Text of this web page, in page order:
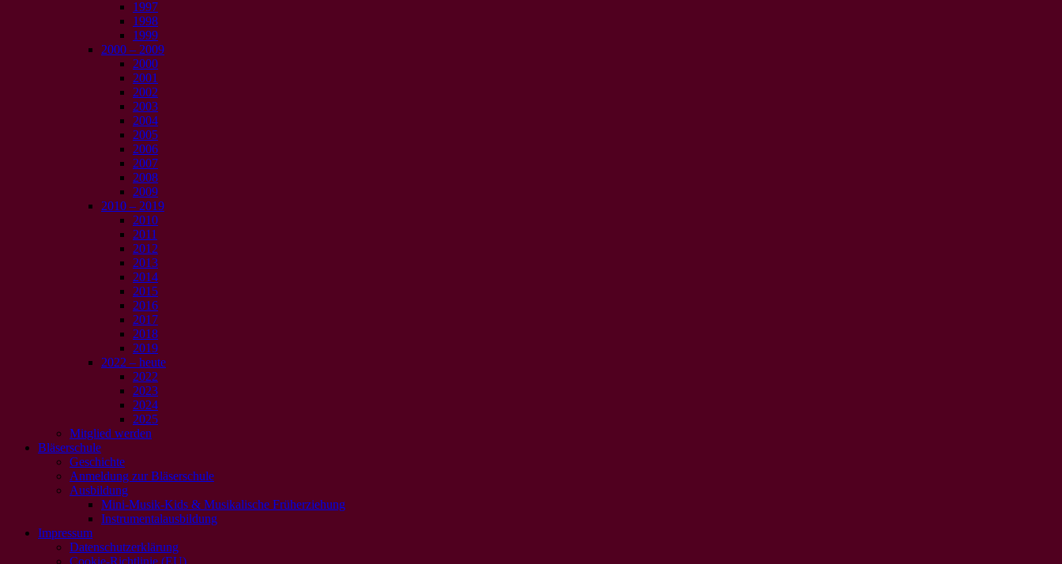
1997
1998
1999
2000 – 2009
2000
2001
2002
2003
2004
2005
2006
2007
2008
2009
2010 – 2019
2010
2011
2012
2013
2014
2015
2016
2017
2018
2019
2022 – heute
2022
2023
2024
2025
Mitglied werden
Bläserschule
Geschichte
Anmeldung zur Bläserschule
Ausbildung
Mini-Musik-Kids & Musikalische Früherziehung
Instrumentalausbildung
Impressum
Datenschutzerklärung
Cookie-Richtlinie (EU)